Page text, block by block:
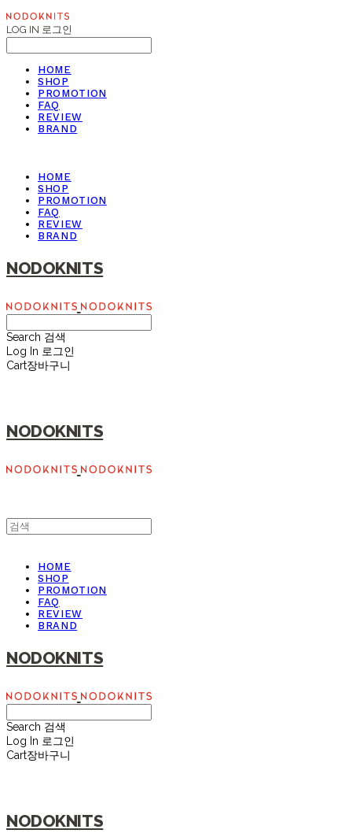
LOG IN 로그인
HOME
SHOP
PROMOTION
FAQ
REVIEW
BRAND
HOME
SHOP
PROMOTION
FAQ
REVIEW
BRAND
NODOKNITS
Search 검색
Log In 로그인
Cart장바구니
NODOKNITS
HOME
SHOP
PROMOTION
FAQ
REVIEW
BRAND
NODOKNITS
Search 검색
Log In 로그인
Cart장바구니
NODOKNITS